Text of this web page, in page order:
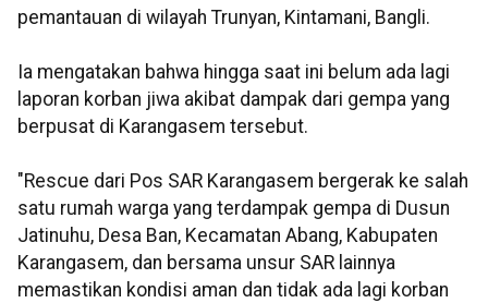
pemantauan di wilayah Trunyan, Kintamani, Bangli.
Ia mengatakan bahwa hingga saat ini belum ada lagi
laporan korban jiwa akibat dampak dari gempa yang
berpusat di Karangasem tersebut.
"Rescue dari Pos SAR Karangasem bergerak ke salah
satu rumah warga yang terdampak gempa di Dusun
Jatinuhu, Desa Ban, Kecamatan Abang, Kabupaten
Karangasem, dan bersama unsur SAR lainnya
memastikan kondisi aman dan tidak ada lagi korban